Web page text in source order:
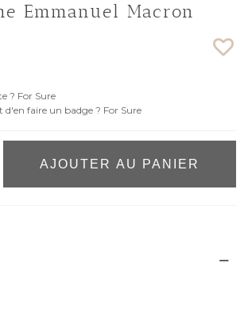
Emmanuel Macron
? For Sure
d'en faire un badge ? For Sure
AJOUTER AU PANIER